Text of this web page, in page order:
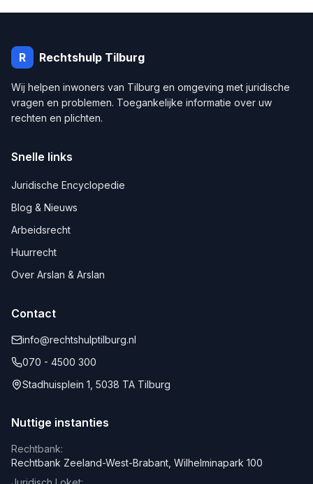
R Rechtshulp Tilburg
Wij helpen inwoners van Tilburg en omgeving met juridische
vragen en problemen. Toegankelijke informatie over uw
rechten en plichten.
Snelle links
Juridische Encyclopedie
Blog & Nieuws
Arbeidsrecht
Huurrecht
Over Arslan & Arslan
Contact
info@rechtshulptilburg.nl
070 - 4500 300
Stadhuisplein 1, 5038 TA Tilburg
Nuttige instanties
Rechtbank:
Rechtbank Zeeland-West-Brabant, Wilhelminapark 100